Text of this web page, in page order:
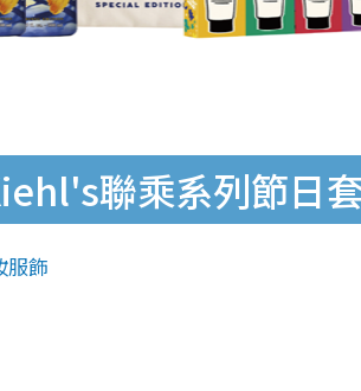
聯乘系列節日
服飾